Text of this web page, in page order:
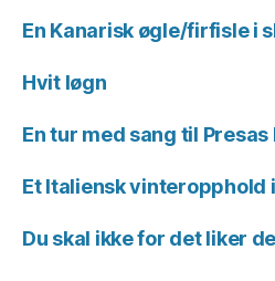
En Kanarisk øgle/firfisle i
Hvit løgn
En tur med sang til Presas
Et Italiensk vinteropphold
Du skal ikke for det liker